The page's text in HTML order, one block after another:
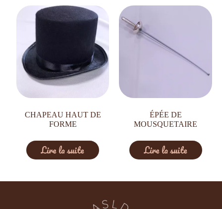
CHAPEAU HAUT DE
FORME
Lire la suite
ÉPÉE DE
MOUSQUETAIRE
Lire la suite